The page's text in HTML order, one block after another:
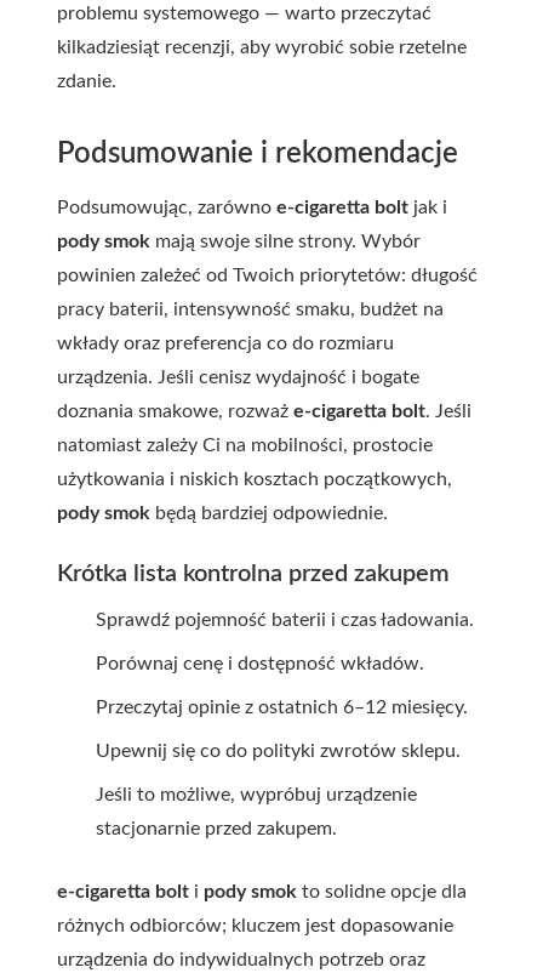
problemu systemowego — warto przeczytać
kilkadziesiąt recenzji, aby wyrobić sobie rzetelne
zdanie.
Podsumowanie i rekomendacje
Podsumowując, zarówno e-cigaretta bolt jak i
pody smok mają swoje silne strony. Wybór
powinien zależeć od Twoich priorytetów: długość
pracy baterii, intensywność smaku, budżet na
wkłady oraz preferencja co do rozmiaru
urządzenia. Jeśli cenisz wydajność i bogate
doznania smakowe, rozważ e-cigaretta bolt. Jeśli
natomiast zależy Ci na mobilności, prostocie
użytkowania i niskich kosztach początkowych,
pody smok będą bardziej odpowiednie.
Krótka lista kontrolna przed zakupem
Sprawdź pojemność baterii i czas ładowania.
Porównaj cenę i dostępność wkładów.
Przeczytaj opinie z ostatnich 6–12 miesięcy.
Upewnij się co do polityki zwrotów sklepu.
Jeśli to możliwe, wypróbuj urządzenie
stacjonarnie przed zakupem.
e-cigaretta bolt i pody smok to solidne opcje dla
różnych odbiorców; kluczem jest dopasowanie
urządzenia do indywidualnych potrzeb oraz